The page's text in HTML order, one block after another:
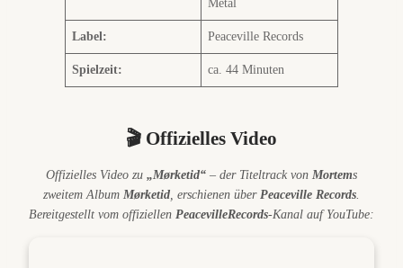
Metal
Label: Peaceville Records
Spielzeit: ca. 44 Minuten
🎬 Offizielles Video
Offizielles Video zu „Mørketid“ – der Titeltrack von Mortems
zweitem Album Mørketid, erschienen über Peaceville Records.
Bereitgestellt vom offiziellen PeacevilleRecords-Kanal auf YouTube: